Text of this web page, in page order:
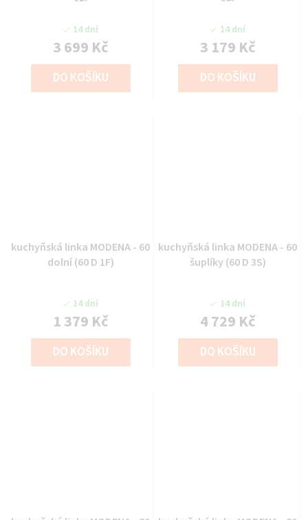
2F)
14 dní
3 699 Kč
DO KOŠÍKU
2F)
14 dní
3 179 Kč
DO KOŠÍKU
kuchyňská linka MODENA - 60
dolní (60 D 1F)
14 dní
1 379 Kč
DO KOŠÍKU
kuchyňská linka MODENA - 60
šuplíky (60 D 3S)
14 dní
4 729 Kč
DO KOŠÍKU